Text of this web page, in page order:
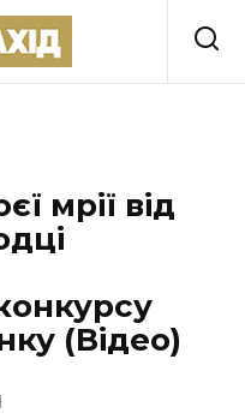
мрії від
(Відео)